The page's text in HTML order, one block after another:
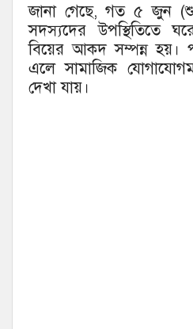
জানা গেছে, গত ৫ জুন
সদস্যদের উপস্থিতিতে
বিয়ের আকদ সম্পন্ন হয়।
এলে সামাজিক
দেখা যায়।